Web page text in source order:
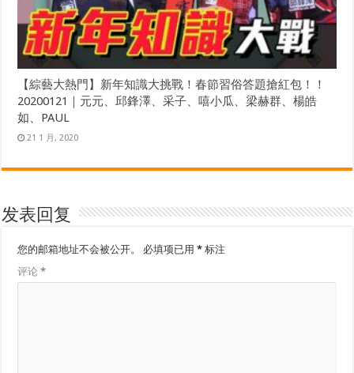
【綜藝大熱門】新年知識大挑戰！春節習俗答題搶紅包！！
20200121｜元元、邱鋒澤、采子、嘻小瓜、梁赫群、楊皓
如、PAUL
21 1 月, 2020
发表回复
您的邮箱地址不会被公开。 必填项已用* 标注
评论*